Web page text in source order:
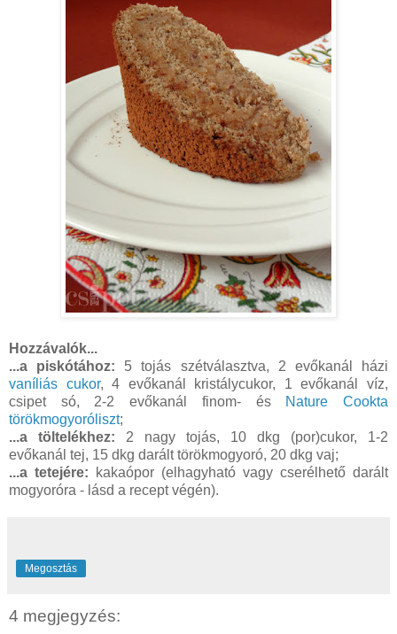
Hozzávalók...
...a piskótához: 5 tojás szétválasztva, 2 evőkanál házi
vaníliás cukor, 4 evőkanál kristálycukor, 1 evőkanál víz,
csipet só, 2-2 evőkanál finom- és
Nature Cookta
törökmogyoróliszt;
...a töltelékhez: 2 nagy tojás, 10 dkg (por)cukor, 1-2
evőkanál tej, 15 dkg darált törökmogyoró, 20 dkg vaj;
...a tetejére:
kakaópor (elhagyható vagy cserélhető darált
mogyoróra - lásd a recept végén).
Megosztás
4 megjegyzés: